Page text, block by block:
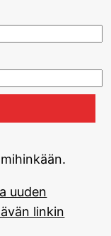
uuden
linkin